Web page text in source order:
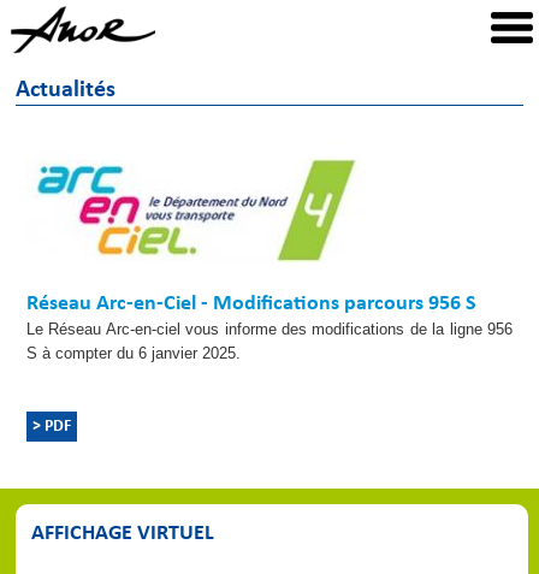
Actualités
Réseau Arc-en-Ciel - Modifications parcours 956 S
Le Réseau Arc-en-ciel vous informe des modifications de la ligne 956
S à compter du 6 janvier 2025.
> PDF
AFFICHAGE VIRTUEL